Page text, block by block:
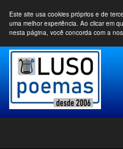
Este site usa cookies próprios e de
uma melhor experiência. Ao clicar em
nesta página, você concorda com a